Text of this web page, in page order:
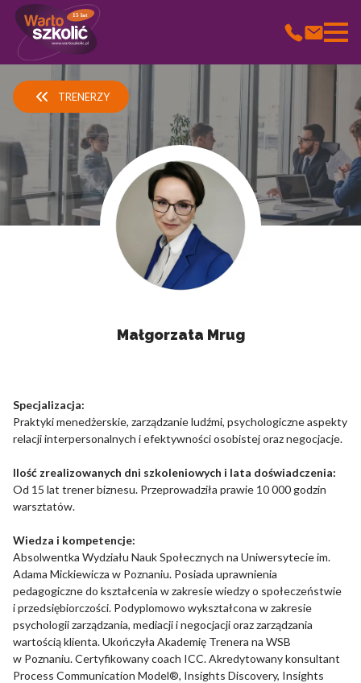
15 lat
TRENERZY
Małgorzata Mrug
Specjalizacja:
Praktyki menedżerskie, zarządzanie ludźmi, psychologiczne aspekty
relacji interpersonalnych i efektywności osobistej oraz negocjacje.
Ilość zrealizowanych dni szkoleniowych i lata doświadczenia:
Od 15 lat trener biznesu. Przeprowadziła prawie 10 000 godzin
warsztatów.
Wiedza i kompetencje:
Absolwentka Wydziału Nauk Społecznych na Uniwersytecie im.
Adama Mickiewicza w Poznaniu. Posiada uprawnienia
pedagogiczne do kształcenia w zakresie wiedzy o społeczeństwie
i przedsiębiorczości. Podyplomowo wykształcona w zakresie
psychologii zarządzania, mediacji i negocjacji oraz zarządzania
wartością klienta. Ukończyła Akademię Trenera na WSB
w Poznaniu. Certyfikowany coach ICC. Akredytowany konsultant
Process Communication Model®, Insights Discovery, Insights
Wykorzystujemy pliki cookie do spersonalizowania treści i
reklam, aby oferować funkcje społecznościowe i analizować ruch
w naszej witrynie. Informacje o tym, jak korzystasz z naszej
witryny, udostępniamy partnerom społecznościowym,
reklamowym i analitycznym. Partnerzy mogą połączyć te
informacje z innymi danymi otrzymanymi od Ciebie lub
uzyskanymi podczas korzystania z ich usług.
Niezbędne
Niezbędne pliki cookie mają kluczowe znaczenie dla
podstawowych funkcji witryny i witryna nie będzie działać w
zamierzony sposób bez nich. Te pliki cookie nie przechowują
żadnych danych umożliwiających identyfikację osoby.
którym znajduje się użytkownik.
Statystyczne pliki cookie pomagają właścicielem stron
internetowych zrozumieć, w jaki sposób różni użytkownicy
Marketing
Marketingowe pliki cookie stosowane są w celu śledzenia
użytkowników na stronach internetowych. Celem jest
wyświetlanie reklam, które są istotne i interesujące dla
poszczególnych użytkowników i tym samym bardziej cenne dla
wydawców i reklamodawców strony trzeciej.